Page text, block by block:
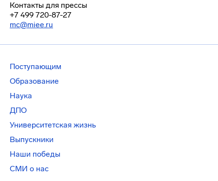
Контакты для прессы
+7 499 720-87-27
mc@miee.ru
Поступающим
Образование
Наука
ДПО
Университетская жизнь
Выпускники
Наши победы
СМИ о нас